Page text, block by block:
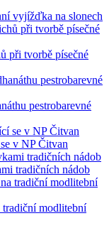
vyjížďka na slonech
při tvorbě písečné
pestrobarevné
v NP Čitvan
tradičních nádob
tradiční modlitební